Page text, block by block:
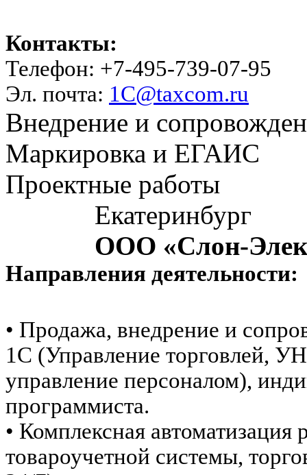
Контакты:
Телефон: +7-495-739-07-95
Эл. почта: 1C@taxcom.ru
Внедрение и
Маркировка и ЕГАИС
Проектные работы
Екатеринбург
ООО «Слон-
Направления деятельности:
• Продажа, внедрение и
1С (Управление торговлей,
управление персоналом),
программиста.
• Комплексная
товароучетной системы,